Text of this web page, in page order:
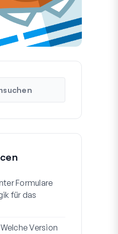
Formulare
für das
Version